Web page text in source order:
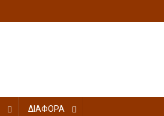
ΔΙΑΦΟΡΑ